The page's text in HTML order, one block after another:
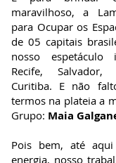
maravilhoso, a
para Ocupar os
de 05 capitais
nosso espetáculo
Recife, Salvador,
Curitiba. E não
termos na plateia a
Grupo: Maia
Pois bem, até
energia, nosso